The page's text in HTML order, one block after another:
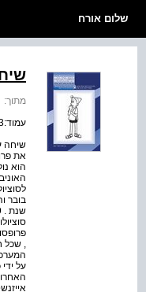
שלום אורח
מתוך:
עמוד:3
שיחה
את
בובר
,
על